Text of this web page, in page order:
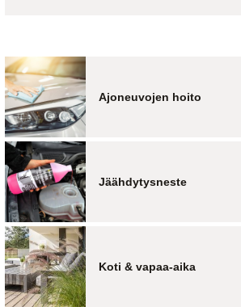
Ajoneuvojen hoito
Jäähdytysneste
Koti & vapaa-aika